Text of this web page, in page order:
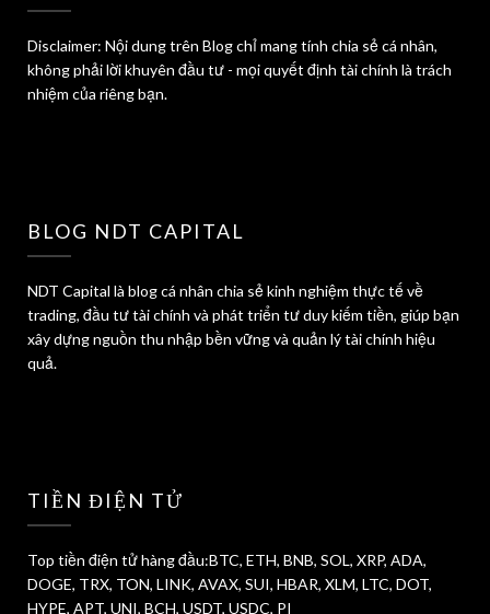
Disclaimer: Nội dung trên Blog chỉ mang tính chia sẻ cá nhân,
không phải lời khuyên đầu tư - mọi quyết định tài chính là trách
nhiệm của riêng bạn.
BLOG NDT CAPITAL
NDT Capital là blog cá nhân chia sẻ kinh nghiệm thực tế về
trading, đầu tư tài chính và phát triển tư duy kiếm tiền, giúp bạn
xây dựng nguồn thu nhập bền vững và quản lý tài chính hiệu
quả.
TIỀN ĐIỆN TỬ
Top tiền điện tử hàng đầu:BTC, ETH, BNB, SOL, XRP, ADA,
DOGE, TRX, TON, LINK, AVAX, SUI, HBAR, XLM, LTC, DOT,
HYPE, APT, UNI, BCH, USDT, USDC, PI